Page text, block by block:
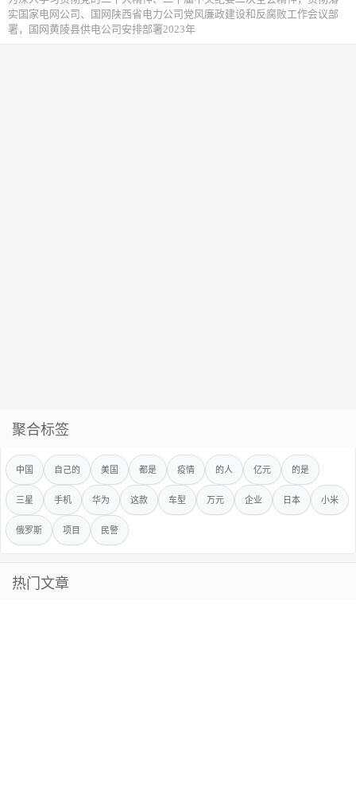
实国家电网公司、国网陕西省电力公司党风廉政建设和反腐败工作会议部
署，国网黄陵县供电公司安排部署2023年
聚合标签
中国 自己的 美国 都是 疫情 的人 亿元 的是
三星 手机 华为 这款 车型 万元 企业 日本 小米
俄罗斯 项目 民警
热门文章